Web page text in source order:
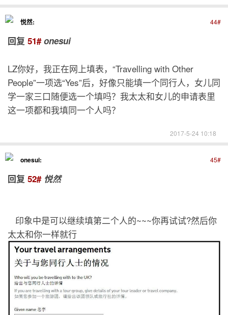
44#
悦然:
回复 51# onesui
LZ你好，我正在网上填表，“Travelling with Other
People”一项选“Yes”后，好像只能填一个同行人，女儿同
学一家三口随便选一个填吗？我太太和女儿的申请表里
这一项都和我填同一个人吗？
2017-5-24 10:18
45#
onesui:
回复 52# 悦然
印象中是可以继续填第二个人的~~~你再试试?然后你
太太和你一样就行